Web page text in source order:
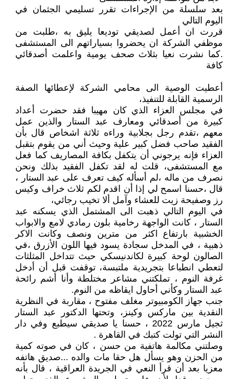
بعد سلسلة من الإجراءات تقرر تسليمي الجثمان في
اليوم التالي
قررت ان أعمل لصديقي توديعا يليق به ،طلبت من
موظفي الشركة ان يحضروا بسياراتهم الى المستشفى
.كما نشرت نعيا بثلاث صحف يومية واعلمت أصدقائي
كافة
أعطيت الوصية الى محامي الشركة لإعطائها الصفة
الرسمية القابلة للتنفيذ،
في مجلس العزاء الذي كان مهيبا فقد حضرت أعداد
كبيرة من أصدقائي ومعارف عبد الستار والذين عمل
معهم ،تقدم رجل بجلابية وراءه ثلاثة اشخاص قال بأن
الفقيد صاحب فضل كبير علية وحيث أني من يقوم بتقبل
العزاء فإنه يرجوني أن يتكفل بكافة المصاريف كما فعل
مع المستشفى، قلت له لقد تكفل الفقيد بذلك ونحن
نصرف من ماله ،لم أسأله كيف تعرف على عبد الستار ،
قال ،حسنا اسمح لي إذا أن اقدم لكم ثلاث خراف وكيس
رز وصفيحة زيت للعشاء وآمل ألا تخيب رجائي،
في اليوم التالي ذهبت الى المشتمل الذي يسكنه عبد
الستار ، كانت الواجهة رخامية بلون رمادي لامع والابواب
الخشبية بارتفاع اكثر من مترين ونصف وكانت الاكر
ذهبية ، في المدخل سجادة يسود فيها اللون الأزرق ،في
الصالون لوحة كبيرة لكاندنيسكي حيث تتداخل المثلثات
لتعطي انطباعا بتجريدية ملتبسة، توقفت قبل أن أدخل
غرفة النوم ، تملكتني مشاعر مختلطة وأنا أشم رائحة
عبد الستار وكأني أحاول ايقاظه من النوم.
جنب جهاز الكومبيوتر مغلف مفتوح ، مقاربة في النظرية
النقدية بين ماركس وكينز، وتحتها الدكتور عبد الستار
ثجيل مارس 2022 ، حسنا يا صديقي سيطبع وفي دار
النشر التي تولت كتبك في القاهرة .
وصلتني مكالمة هاتفية من حسن ، كان في صوته كمية
من الحزن وهو يسأل هل حقا مات والده ...صديق هاتفه
معزيا بعد أن قرأ النعي في الجريدة العراقية ، قال بأنه